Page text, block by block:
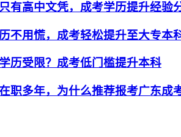
有高中文凭，成考学历提升经验
不用慌，成考轻松提升至大专本
历受限？成考低门槛提升本科
职多年，为什么推荐报考广东成